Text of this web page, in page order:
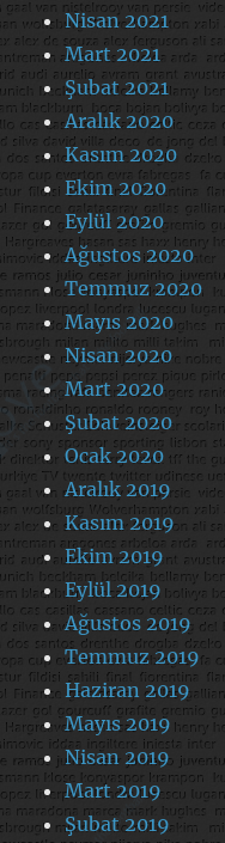
Nisan 2021
Mart 2021
Şubat 2021
Aralık 2020
Kasım 2020
Ekim 2020
Eylül 2020
Ağustos 2020
Temmuz 2020
Mayıs 2020
Nisan 2020
Mart 2020
Şubat 2020
Ocak 2020
Aralık 2019
Kasım 2019
Ekim 2019
Eylül 2019
Ağustos 2019
Temmuz 2019
Haziran 2019
Mayıs 2019
Nisan 2019
Mart 2019
Şubat 2019